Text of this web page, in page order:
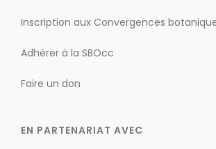
Inscription aux Convergences
Adhérer à la SBOcc
Faire un don
EN PARTENARIAT AVEC